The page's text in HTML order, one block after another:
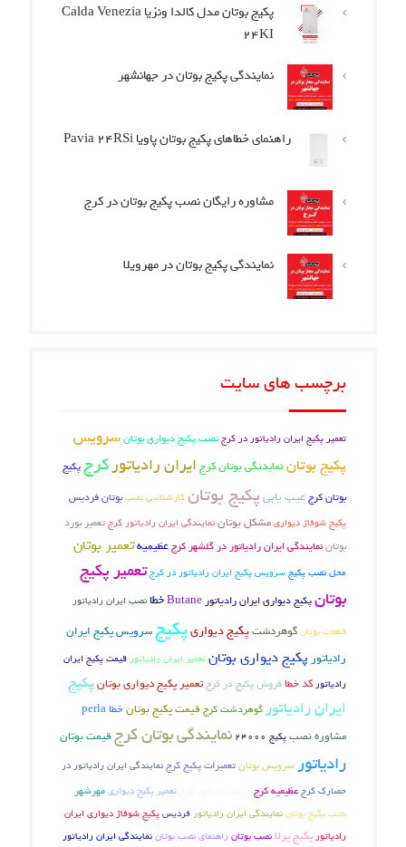
پکیج بوتان مدل کالدا ونزیا Calda Venezia
24KI
نمایندگی پکیج بوتان در جهانشهر
راهنمای خطاهای پکیج بوتان پاویا Pavia 24RSi
مشاوره رایگان نصب پکیج بوتان در کرج
نمایندگی پکیج بوتان در مهرویلا
برچسب های سایت
تعمیر پکیج ایران رادیاتور در کرجنصب پکیج دیواری بوتانسرویس
پکیج بوتاننمایدنگی بوتان کرج ایران رادیاتورکرجپکیج
بوتان کرجعیب یابی پکیج بوتانکارشناسی نصببوتان فردیس
پکیج شوفاژ دیواریمشکل بوتاننمایندگی ایران رادیاتور کرجتعمیر بورد
بوتاننمایندگی ایران رادیاتور در گلشهر کرجعظیمیهتعمیر بوتان
محل نصب پکیجسرویس پکیج ایران رادیاتور در کرجتعمیر پکیج
بوتانپکیج دیواری ایران رادیاتور Butaneخطا نصب ایران رادیاتور
قطعات بوتان گوهردشتپکیج دیواریپکیجسرویس پکیج ایران
رادیاتور پکیج دیواری بوتانتعمیر ایران رادیاتورقیمت پکیج ایران
رادیاتورکد خطافروش پکیج در کرجتعمیر پکیج دیواری بوتانپکیج
ایران رادیاتورگوهردشت کرج قیمت پکیج بوتانخطا perla
مشاوره نصب پکیج 24000 نمایندگی بوتان کرج قیمت بوتان
رادیاتور سرویس بوتانتعمیرات پکیج کرج نمایندگی ایران رادیاتور در
حصارک کرج عظیمیه کرج تعمیر پکیج دیواریمهرشهر
نصب پکیج بوتاننمایندگی ایران رادیاتورفردیسپکیج شوفاژ دیواری ایران
رادیاتورپکیج پرلا نصب بوتان راهنمای نصب بوتاننمایندگی ایران رادیاتور